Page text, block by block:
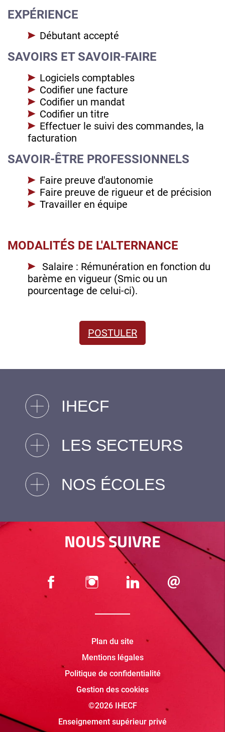
EXPÉRIENCE
Débutant accepté
SAVOIRS ET SAVOIR-FAIRE
Logiciels comptables
Codifier une facture
Codifier un mandat
Codifier un titre
Effectuer le suivi des commandes, la
facturation
SAVOIR-ÊTRE PROFESSIONNELS
Faire preuve d'autonomie
Faire preuve de rigueur et de précision
Travailler en équipe
MODALITÉS DE L'ALTERNANCE
Salaire : Rémunération en fonction du
barème en vigueur (Smic ou un
pourcentage de celui-ci).
POSTULER
IHECF
LES SECTEURS
NOS ÉCOLES
NOUS SUIVRE
Plan du site
Mentions légales
Politique de confidentialité
Gestion des cookies
©2026 IHECF
Enseignement supérieur privé